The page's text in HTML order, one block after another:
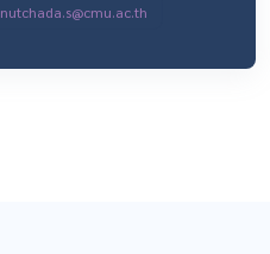
nutchada.s@cmu.ac.th